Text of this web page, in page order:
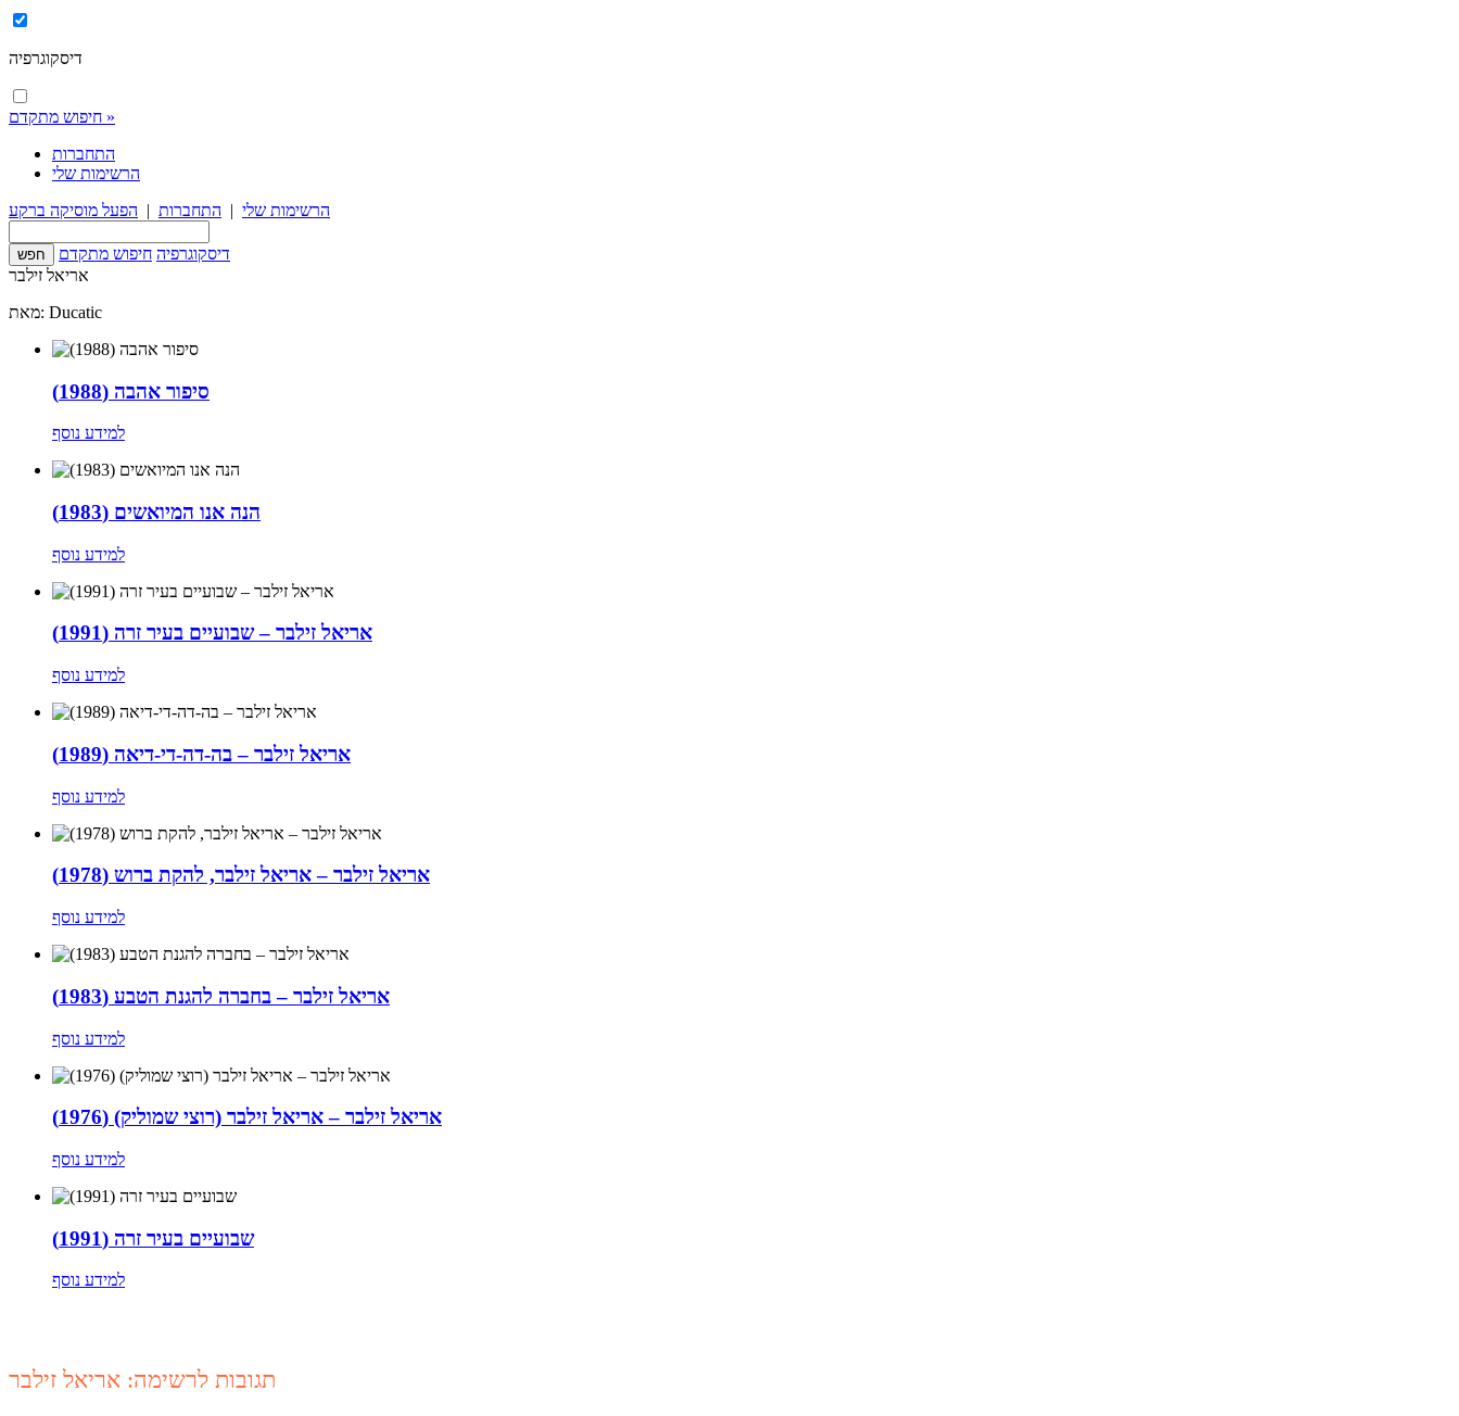
חיפוש מתקדם »
התחברות
הרשימות שלי
הרשימות שלי | התחברות | הפעל מוסיקה ברקע
דיסקוגרפיה חיפוש מתקדם
אריאל זילבר
מאת: Ducatic
סיפור אהבה (1988)
למידע נוסף
הנה אנו המיואשים (1983)
למידע נוסף
אריאל זילבר – שבועיים בעיר זרה (1991)
למידע נוסף
אריאל זילבר – בה-דה-די-דיאה (1989)
למידע נוסף
אריאל זילבר – אריאל זילבר, להקת ברוש (1978)
למידע נוסף
אריאל זילבר – בחברה להגנת הטבע (1983)
למידע נוסף
אריאל זילבר – אריאל זילבר (רוצי שמוליק) (1976)
למידע נוסף
שבועיים בעיר זרה (1991)
למידע נוסף
תגובות לרשימה: אריאל זילבר